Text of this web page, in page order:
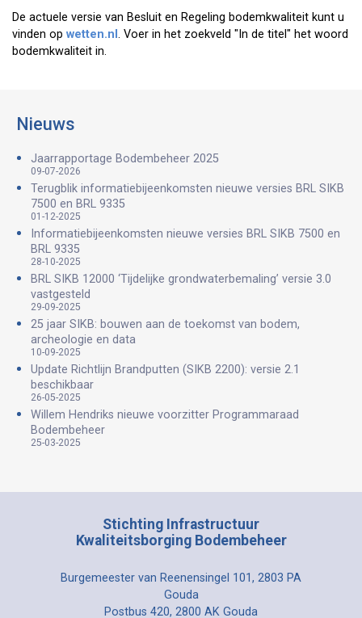
De actuele versie van Besluit en Regeling bodemkwaliteit kunt u
vinden op wetten.nl . Voer in het zoekveld "In de titel" het woord
bodemkwaliteit in.
Nieuws
Jaarrapportage Bodembeheer 2025
09-07-2026
Terugblik informatiebijeenkomsten nieuwe versies BRL SIKB
7500 en BRL 9335
01-12-2025
Informatiebijeenkomsten nieuwe versies BRL SIKB 7500 en
BRL 9335
28-10-2025
BRL SIKB 12000 ‘Tijdelijke grondwaterbemaling’ versie 3.0
vastgesteld
29-09-2025
25 jaar SIKB: bouwen aan de toekomst van bodem,
archeologie en data
10-09-2025
Update Richtlijn Brandputten (SIKB 2200): versie 2.1
beschikbaar
26-05-2025
Willem Hendriks nieuwe voorzitter Programmaraad
Bodembeheer
25-03-2025
Stichting Infrastructuur
Kwaliteitsborging Bodembeheer
Burgemeester van Reenensingel 101, 2803 PA
Gouda
Postbus 420, 2800 AK Gouda